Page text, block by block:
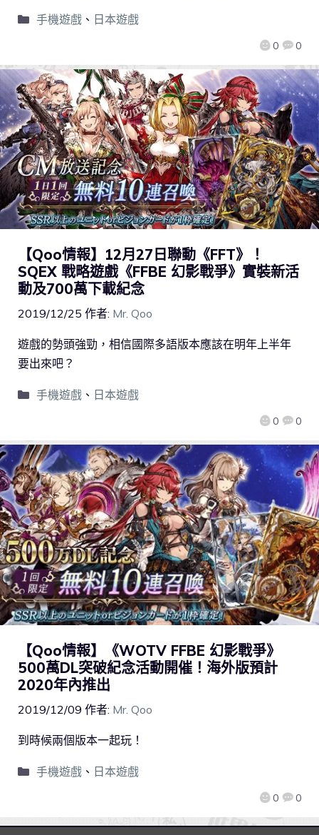
0 0
手機遊戲、 日本遊戲
【Qoo情報】12月27日聯動《FFT》！
SQEX 戰略遊戲《FFBE 幻影戰爭》實裝新活
動及700萬下載紀念
2019/12/25 作者: Mr. Qoo
0 0
遊戲的勢頭強勁，相信國際多語版本應該在明年上半年
要出來吧？
手機遊戲、 日本遊戲
【Qoo情報】《WOTV FFBE 幻影戰爭》
500萬DL突破紀念活動開催！海外版預計
2020年內推出
2019/12/09 作者: Mr. Qoo
0 0
到時候兩個版本一起玩！
手機遊戲、 日本遊戲